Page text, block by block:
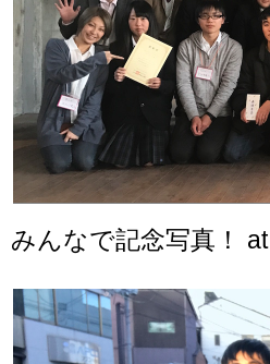
みんなで記念写真！ at